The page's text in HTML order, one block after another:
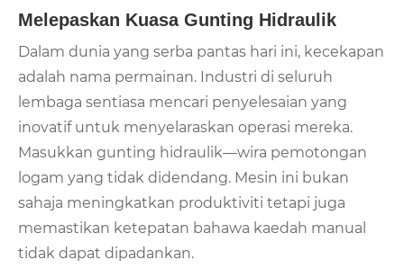
Melepaskan Kuasa Gunting Hidraulik
Dalam dunia yang serba pantas hari ini, kecekapan
adalah nama permainan. Industri di seluruh
lembaga sentiasa mencari penyelesaian yang
inovatif untuk menyelaraskan operasi mereka.
Masukkan gunting hidraulik—wira pemotongan
logam yang tidak didendang. Mesin ini bukan
sahaja meningkatkan produktiviti tetapi juga
memastikan ketepatan bahawa kaedah manual
tidak dapat dipadankan.